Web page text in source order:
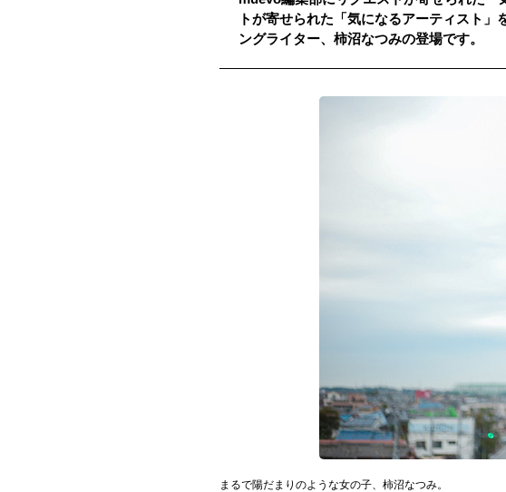
トが寄せられた「気になるアーティスト
ングライター、柿沼なつみの登場です。
まるで陽だまりのような女の子、柿沼なつみ。